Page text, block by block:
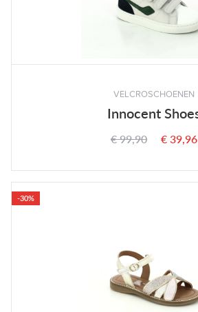
VELCROSCHOENEN
Innocent
€ 99,90 € 39,96
-30%